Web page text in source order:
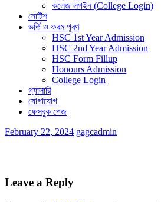
কলেজ লগইন (College Login)
নোটিশ
ভর্তি ও ফরম পূরণ
HSC 1st Year Admission
HSC 2nd Year Admission
HSC Form Fillup
Honours Admission
College Login
গ্যালারি
যোগাযোগ
ফেসবুক পেজ
February 22, 2024 gagcadmin
Leave a Reply